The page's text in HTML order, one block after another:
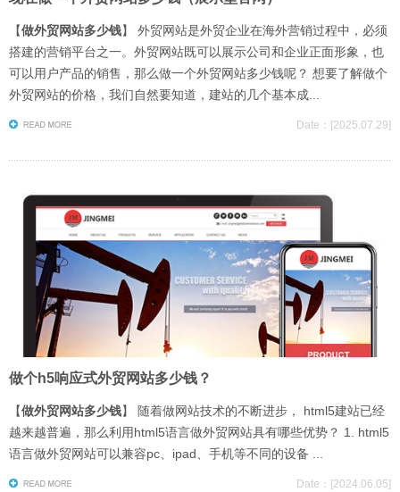
【做外贸网站多少钱】 外贸网站是外贸企业在海外营销过程中，必须
搭建的营销平台之一。外贸网站既可以展示公司和企业正面形象，也
可以用户产品的销售，那么做一个外贸网站多少钱呢？ 想要了解做个
外贸网站的价格，我们自然要知道，建站的几个基本成...
Date：[2025.07.29]
做个h5响应式外贸网站多少钱？
【做外贸网站多少钱】 随着做网站技术的不断进步， html5建站已经
越来越普遍，那么利用html5语言做外贸网站具有哪些优势？ 1. html5
语言做外贸网站可以兼容pc、ipad、手机等不同的设备 ...
Date：[2024.06.05]